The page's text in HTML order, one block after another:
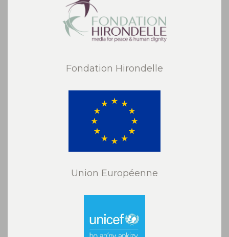
Fondation Hirondelle
Union Européenne